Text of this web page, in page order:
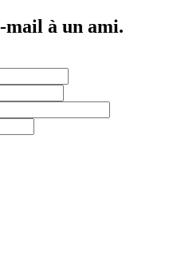
mail à un ami.